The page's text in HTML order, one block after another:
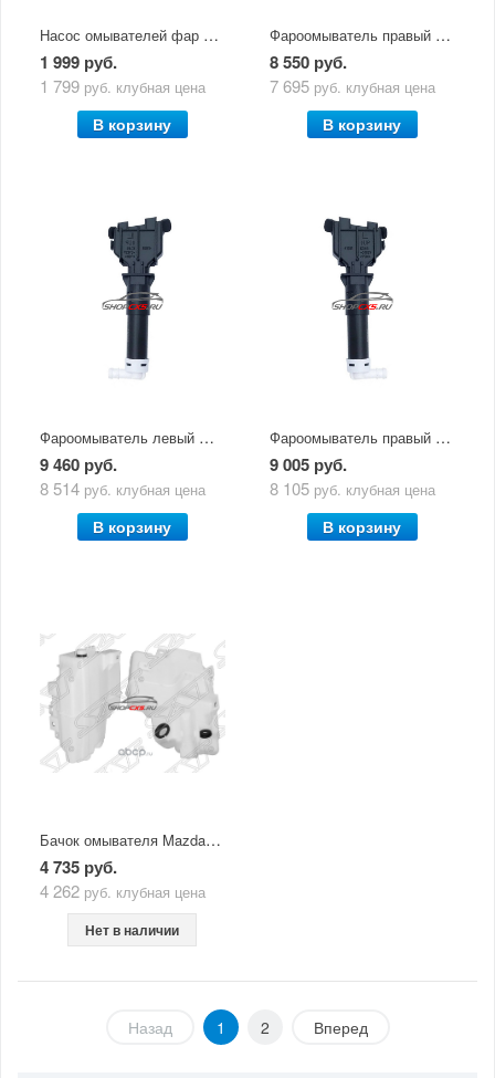
Насос омывателей фар Mazda CX-5 (2011-по н.в.) Sat
1 999 руб.
1 799 руб. клубная цена
В корзину
Фароомыватель правый Mazda CX-5 (2011-2017)
8 550 руб.
7 695 руб. клубная цена
В корзину
Фароомыватель левый Mazda CX-5 (2017-по н.в.)
9 460 руб.
8 514 руб. клубная цена
В корзину
Фароомыватель правый Mazda CX-5 (2017-по н.в.)
9 005 руб.
8 105 руб. клубная цена
В корзину
Бачок омывателя Mazda CX-5 (2011-по н.в.) Sat
4 735 руб.
4 262 руб. клубная цена
Нет в наличии
Назад 1 2 Вперед